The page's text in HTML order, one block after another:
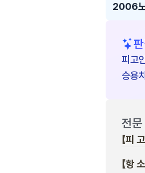
2006
피고
승용
전문
【피
【항